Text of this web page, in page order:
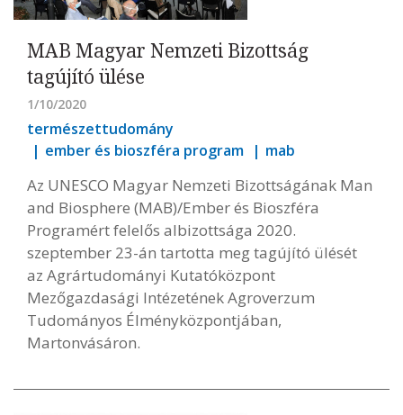
MAB Magyar Nemzeti Bizottság
tagújító ülése
1/10/2020
természettudomány
ember és bioszféra program
mab
Az UNESCO Magyar Nemzeti Bizottságának Man
and Biosphere (MAB)/Ember és Bioszféra
Programért felelős albizottsága 2020.
szeptember 23-án tartotta meg tagújító ülését
az Agrártudományi Kutatóközpont
Mezőgazdasági Intézetének Agroverzum
Tudományos Élményközpontjában,
Martonvásáron.